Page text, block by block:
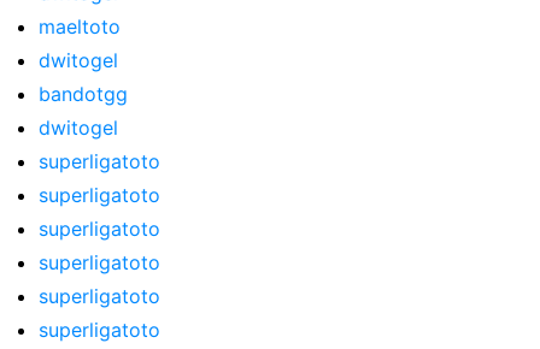
maeltoto
dwitogel
bandotgg
dwitogel
superligatoto
superligatoto
superligatoto
superligatoto
superligatoto
superligatoto